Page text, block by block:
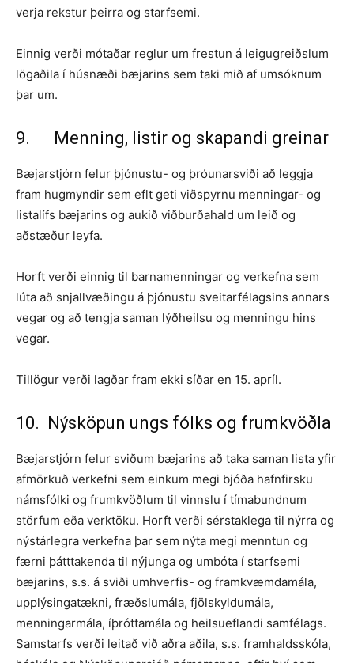
verja rekstur þeirra og starfsemi.
Einnig verði mótaðar reglur um frestun á leigugreiðslum
lögaðila í húsnæði bæjarins sem taki mið af umsóknum
þar um.
9. Menning, listir og skapandi greinar
Bæjarstjórn felur þjónustu- og þróunarsviði að leggja
fram hugmyndir sem eflt geti viðspyrnu menningar- og
listalífs bæjarins og aukið viðburðahald um leið og
aðstæður leyfa.
Horft verði einnig til barnamenningar og verkefna sem
lúta að snjallvæðingu á þjónustu sveitarfélagsins annars
vegar og að tengja saman lýðheilsu og menningu hins
vegar.
Tillögur verði lagðar fram ekki síðar en 15. apríl.
10. Nýsköpun ungs fólks og frumkvöðla
Bæjarstjórn felur sviðum bæjarins að taka saman lista yfir
afmörkuð verkefni sem einkum megi bjóða hafnfirsku
námsfólki og frumkvöðlum til vinnslu í tímabundnum
störfum eða verktöku. Horft verði sérstaklega til nýrra og
nýstárlegra verkefna þar sem nýta megi menntun og
færni þátttakenda til nýjunga og umbóta í starfsemi
bæjarins, s.s. á sviði umhverfis- og framkvæmdamála,
upplýsingatækni, fræðslumála, fjölskyldumála,
menningarmála, íþróttamála og heilsueflandi samfélags.
Samstarfs verði leitað við aðra aðila, s.s. framhaldsskóla,